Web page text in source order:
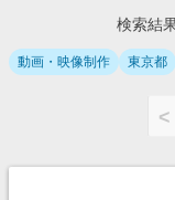
検索結
動画・映像制作 東京都
<